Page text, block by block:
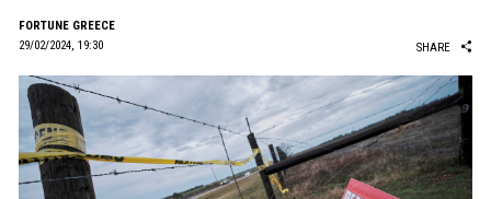
FORTUNE GREECE
29/02/2024, 19:30
SHARE